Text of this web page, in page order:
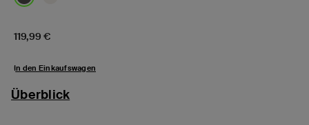
Price:
119,99 €
In den Einkaufswagen
Überblick